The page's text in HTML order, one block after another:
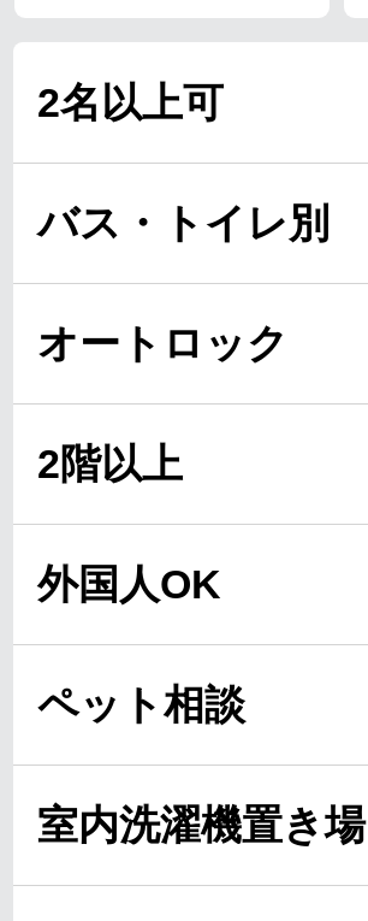
2名以上可
バス・トイレ別
オートロック
2階以上
外国人OK
ペット相談
室内洗濯機置き場